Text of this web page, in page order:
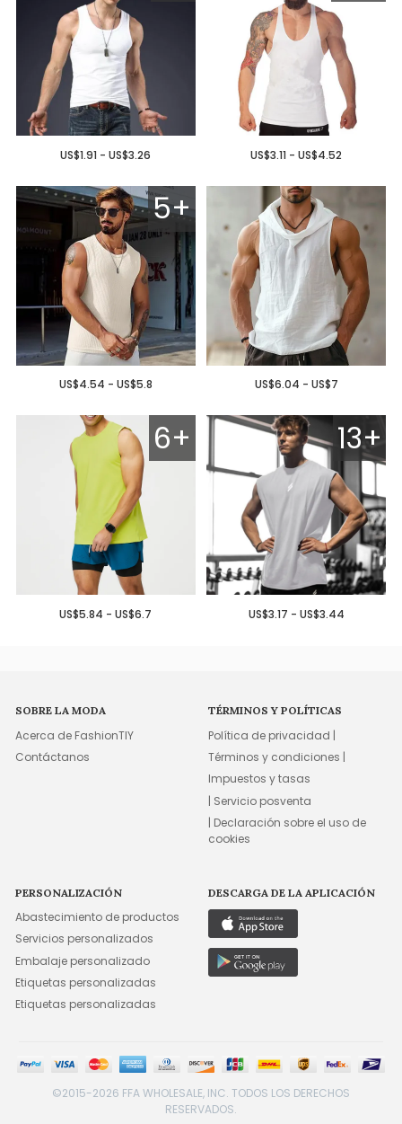
US$1.91 - US$3.26 US$3.11 - US$4.52
5+
US$4.54 - US$5.8 US$6.04 - US$7
6+
US$5.84 - US$6.7
13+
US$3.17 - US$3.44
SOBRE LA MODA
Acerca de FashionTIY
Contáctanos
TÉRMINOS Y POLÍTICAS
Política de privacidad |
Términos y condiciones |
Impuestos y tasas
| Servicio posventa
| Declaración sobre el uso de
cookies
PERSONALIZACIÓN
Abastecimiento de productos
Servicios personalizados
Embalaje personalizado
Etiquetas personalizadas
Etiquetas personalizadas
DESCARGA DE LA APLICACIÓN
©2015-2026 FFA WHOLESALE, INC. TODOS LOS DERECHOS
RESERVADOS.